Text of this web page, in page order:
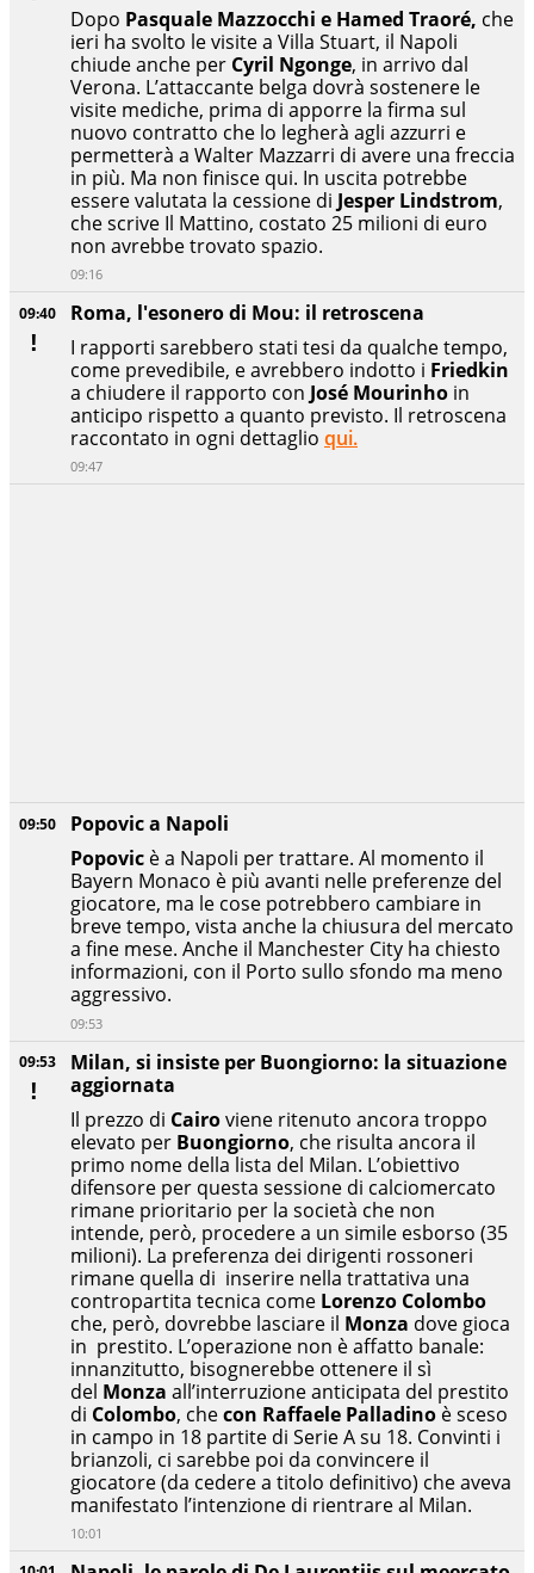
09:53
Milan, si insiste per Buongiorno: la situazione
aggiornata
Il prezzo di Cairoviene ritenuto ancora troppo
elevato per Buongiorno, che risulta ancora il
primo nome della lista del Milan. L’obiettivo
difensore per questa sessione di calciomercato
rimane prioritario per la società che non
intende, però, procedere a un simile esborso (35
milioni). La preferenza dei dirigenti rossoneri
rimane quella di inserire nella trattativa una
contropartita tecnica come Lorenzo Colombo
che, però, dovrebbe lasciare il Monza dove gioca
in prestito. L’operazione non è affatto banale:
innanzitutto, bisognerebbe ottenere il sì
del Monza all’interruzione anticipata del prestito
di Colombo, checon Raffaele Palladino è sceso
in campo in 18 partite di Serie A su 18. Convinti i
brianzoli, ci sarebbe poi da convincere il
giocatore (da cedere a titolo definitivo) che aveva
manifestato l’intenzione di rientrare al Milan.
10:01
09:50
Popovic a Napoli
Popovic è a Napoli per trattare. Al momento il
Bayern Monaco è più avanti nelle preferenze del
giocatore, ma le cose potrebbero cambiare in
breve tempo, vista anche la chiusura del mercato
a fine mese. Anche il Manchester City ha chiesto
informazioni, con il Porto sullo sfondo ma meno
aggressivo.
09:53
09:40
Roma, l'esonero di Mou: il retroscena
I rapporti sarebbero stati tesi da qualche tempo,
come prevedibile, e avrebbero indotto i Friedkin
a chiudere il rapporto con José Mourinho in
anticipo rispetto a quanto previsto. Il retroscena
raccontato in ogni dettaglio qui.
09:47
Dopo Pasquale Mazzocchi e Hamed Traoré, che
ieri ha svolto le visite a Villa Stuart, il Napoli
chiude anche per Cyril Ngonge, in arrivo dal
Verona. L’attaccante belga dovrà sostenere le
visite mediche, prima di apporre la firma sul
nuovo contratto che lo legherà agli azzurri e
permetterà a Walter Mazzarri di avere una freccia
in più. Ma non finisce qui. In uscita potrebbe
essere valutata la cessione di Jesper Lindstrom,
che scrive Il Mattino, costato 25 milioni di euro
non avrebbe trovato spazio.
09:16